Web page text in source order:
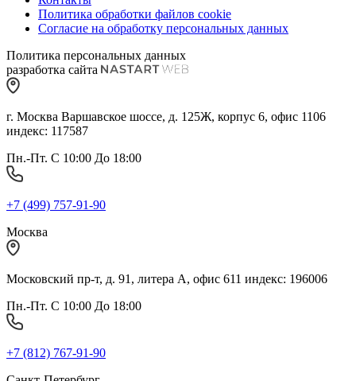
Политика обработки файлов cookie
Согласие на обработку персональных данных
Политика персональных данных
разработка сайта
г. Москва Варшавское шоссе, д. 125Ж, корпус 6, офис 1106
индекс: 117587
Пн.-Пт. С 10:00 До 18:00
+7 (499) 757-91-90
Москва
Московский пр-т, д. 91, литера А, офис 611 индекс: 196006
Пн.-Пт. С 10:00 До 18:00
+7 (812) 767-91-90